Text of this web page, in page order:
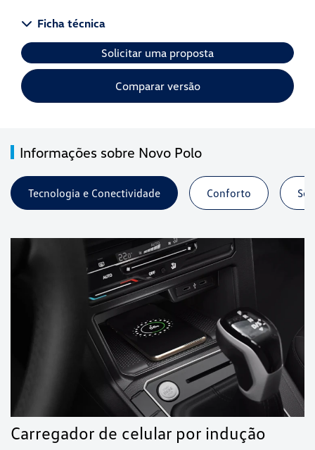
Ficha técnica
Solicitar uma proposta
Comparar versão
Informações sobre Novo Polo
Tecnologia e Conectividade Conforto
Carregador de celular por indução